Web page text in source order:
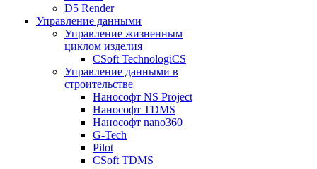
D5 Render
Управление данными
Управление жизненным
циклом изделия
CSoft TechnologiCS
Управление данными в
строительстве
Нанософт NS Project
Нанософт TDMS
Нанософт nano360
G-Tech
Pilot
CSoft TDMS